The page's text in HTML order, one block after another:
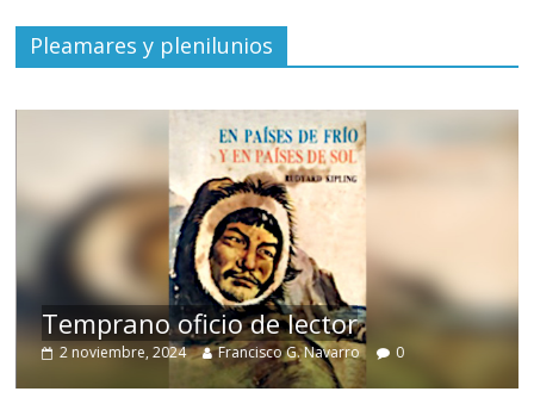
Pleamares y plenilunios
Temprano oficio de lector
2 noviembre, 2024 Francisco G. Navarro 0